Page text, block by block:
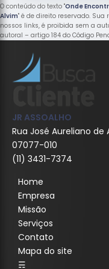
O conteúdo do texto "Onde
Alvim" é de direito reservado.
nossos links, é proibida sem a
autoral – artigo 184 do Código
JR ASSOALHO
Rua José Aureliano de
07077-010
(11) 3431-7374
Home
Empresa
Missão
Serviços
Contato
Mapa do site
☴